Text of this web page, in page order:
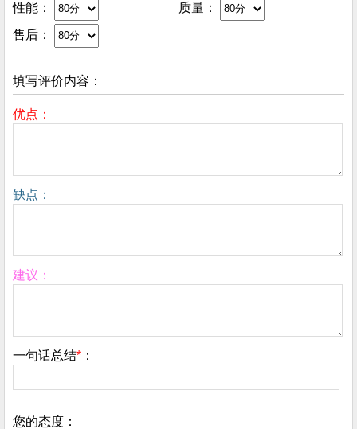
性能：
质量：
售后：
填写评价内容：
优点：
缺点：
建议：
一句话总结* ：
您的态度：